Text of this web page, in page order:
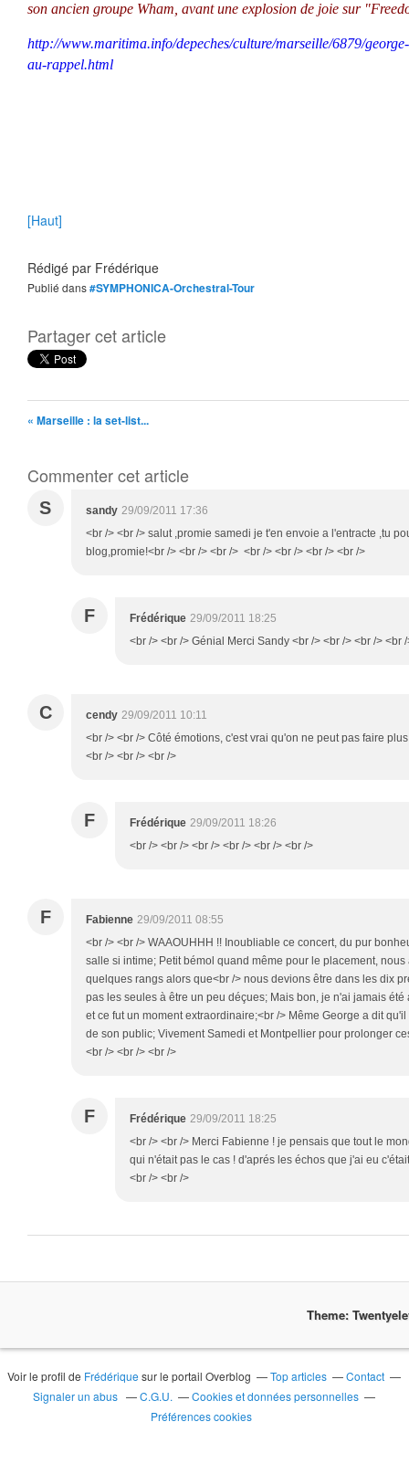
son ancien groupe Wham, avant une explosion de joie sur
http://www.maritima.info/depeches/culture/marseille/6879/
au-rappel.html
[Haut]
Rédigé par Frédérique
Publié dans#SYMPHONICA-Orchestral-Tour
Partager cet article
« Marseille : la set-list...
Commenter cet article
S sandy 29/09/2011 17:36
<br /> <br /> salut ,promie samedi je t'en envoie a l'entracte ,tu
blog,promie!<br /> <br /> <br /> <br /> <br /> <br /> <br />
F Frédérique 29/09/2011 18:25
<br /> <br /> Génial Merci Sandy <br /> <br /> <br /> <br
C cendy 29/09/2011 10:11
<br /> <br /> Côté émotions, c'est vrai qu'on ne peut pas faire
<br /> <br /> <br />
F Frédérique 29/09/2011 18:26
<br /> <br /> <br /> <br /> <br /> <br />
F Fabienne 29/09/2011 08:55
<br /> <br /> WAAOUHHH !! Inoubliable ce concert, du pur
salle si intime; Petit bémol quand même pour le placement,
quelques rangs alors que<br /> nous devions être dans les dix
pas les seules à être un peu déçues; Mais bon, je n'ai jamais
et ce fut un moment extraordinaire;<br /> Même George a dit
de son public; Vivement Samedi et Montpellier pour prolonger
<br /> <br /> <br />
F Frédérique 29/09/2011 18:25
<br /> <br /> Merci Fabienne ! je pensais que tout le
qui n'était pas le cas ! d'aprés les échos que j'ai eu
<br /> <br />
Theme:
Voir le profil de Frédérique sur le portail Overblog Top articles
Contact
Signaler un abus
C.G.U.
Cookies et données personnelles
Préférences cookies